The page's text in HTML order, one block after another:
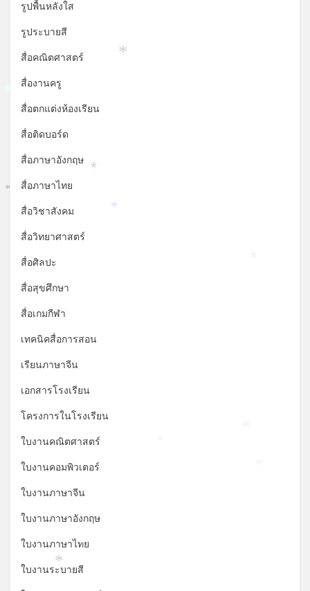
รูปพื้นหลังใส
รูประบายสี
สื่อคณิตศาสตร์
สื่องานครู
สื่อตกแต่งห้องเรียน
สื่อติดบอร์ด
สื่อภาษาอังกฤษ
สื่อภาษาไทย
สื่อวิชาสังคม
สื่อวิทยาศาสตร์
สื่อศิลปะ
สื่อสุขศึกษา
สื่อเกมกีฬา
เทคนิคสื่อการสอน
เรียนภาษาจีน
เอกสารโรงเรียน
โครงการในโรงเรียน
ใบงานคณิตศาสตร์
ใบงานคอมพิวเตอร์
ใบงานภาษาจีน
ใบงานภาษาอังกฤษ
ใบงานภาษาไทย
ใบงานระบายสี
*
*